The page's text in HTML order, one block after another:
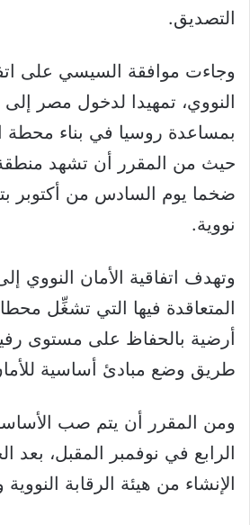
التصديق.
وجاءت موافقة السيسي على
النووي، تمهيدا لدخول مصر
بمساعدة روسيا في بناء محطة
حيث من المقرر أن تشهد منطقة
ضخما يوم السادس من أكتوبر
نووية.
وتهدف اتفاقية الأمان النووي
المتعاقدة فيها التي تشغِّل
أرضية بالحفاظ على مستوى
طريق وضع مبادئ أساسية للأمان
ومن المقرر أن يتم صب
الرابع في نوفمبر المقبل،
الإنشاء من هيئة الرقابة